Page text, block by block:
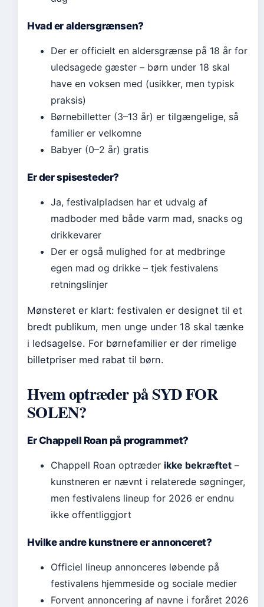
Hvad er aldersgrænsen?
Der er officielt en aldersgrænse på 18 år for
uledsagede gæster – børn under 18 skal
have en voksen med (usikker, men typisk
praksis)
Børnebilletter (3–13 år) er tilgængelige, så
familier er velkomne
Babyer (0–2 år) gratis
Er der spisesteder?
Ja, festivalpladsen har et udvalg af
madboder med både varm mad, snacks og
drikkevarer
Der er også mulighed for at medbringe
egen mad og drikke – tjek festivalens
retningslinjer
Mønsteret er klart: festivalen er designet til et
bredt publikum, men unge under 18 skal tænke
i ledsagelse. For børnefamilier er der rimelige
billetpriser med rabat til børn.
Hvem optræder på SYD FOR
SOLEN?
Er Chappell Roan på programmet?
Chappell Roan optræder ikke bekræftet –
kunstneren er nævnt i relaterede søgninger,
men festivalens lineup for 2026 er endnu
ikke offentliggjort
Hvilke andre kunstnere er annonceret?
Officiel lineup annonceres løbende på
festivalens hjemmeside og sociale medier
Forvent annoncering af navne i foråret 2026